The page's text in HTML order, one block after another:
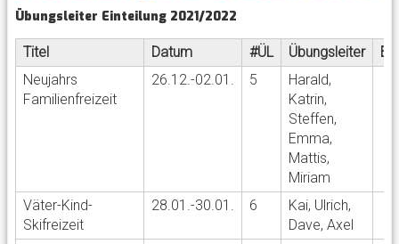
Übungsleiter Einteilung 2021/2022
Titel Datum #ÜL Übungsleiter
Neujahrs
Familienfreizeit
26.12.-02.01. 5
Harald,
Katrin,
Steffen,
Emma,
Mattis,
Miriam
Väter-Kind-
Skifreizeit
28.01.-30.01. 6
Kai, Ulrich,
Dave, Axel